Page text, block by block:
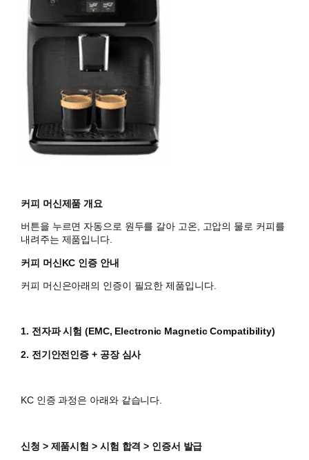
커피 머신제품 개요
버튼을 누르면 자동으로 원두를 갈아 고온, 고압의 물로 커피를
내려주는 제품입니다.
커피 머신KC 인증 안내
커피 머신은아래의 인증이 필요한 제품입니다.
1. 전자파 시험 (EMC, Electronic Magnetic Compatibility)
2. 전기안전인증 + 공장 심사
KC 인증 과정은 아래와 같습니다.
신청 > 제품시험 > 시험 합격 > 인증서 발급